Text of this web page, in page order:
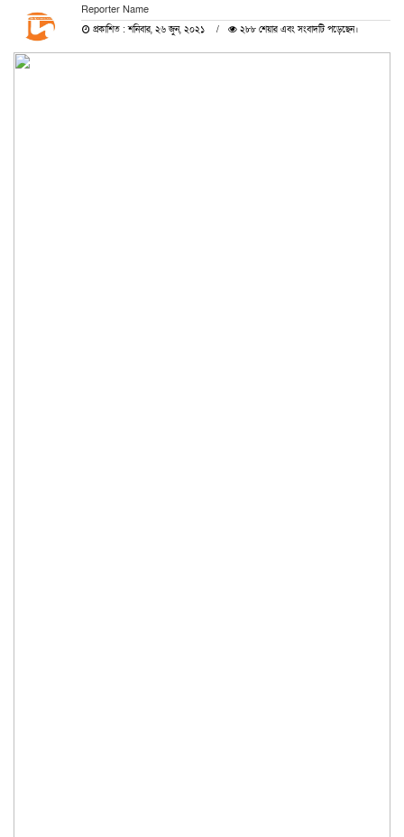
Reporter Name
প্রকাশিত : শনিবার, ২৬ জুন, ২০২১ ২৮৮ শেয়ার এবং সংবাদটি পড়েছেন।